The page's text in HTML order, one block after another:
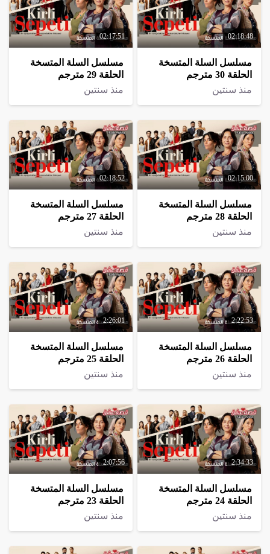
02:18:48
مسلسل السلة المتسخة
الحلقة 30 مترجم
منذ سنتين
02:17:51
مسلسل السلة المتسخة
الحلقة 29 مترجم
منذ سنتين
02:15:00
مسلسل السلة المتسخة
الحلقة 28 مترجم
منذ سنتين
02:18:52
مسلسل السلة المتسخة
الحلقة 27 مترجم
منذ سنتين
2:22:53
مسلسل السلة المتسخة
الحلقة 26 مترجم
منذ سنتين
2:26:01
مسلسل السلة المتسخة
الحلقة 25 مترجم
منذ سنتين
2:34:33
مسلسل السلة المتسخة
الحلقة 24 مترجم
منذ سنتين
2:07:56
مسلسل السلة المتسخة
الحلقة 23 مترجم
منذ سنتين